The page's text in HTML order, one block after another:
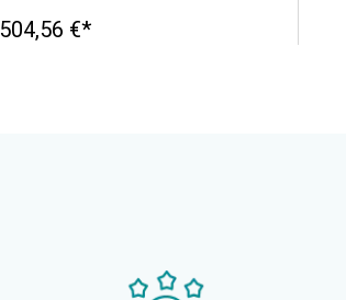
504,56 €*